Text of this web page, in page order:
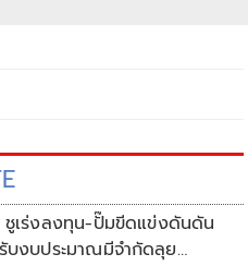
ชูเร่งลงทุน-ปั๊มขีดแข่งดันดัน
บงบประมาณมีจำกัดลุย